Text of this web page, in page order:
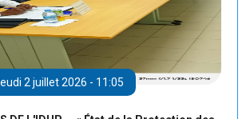
2 juillet 2026 - 11:05